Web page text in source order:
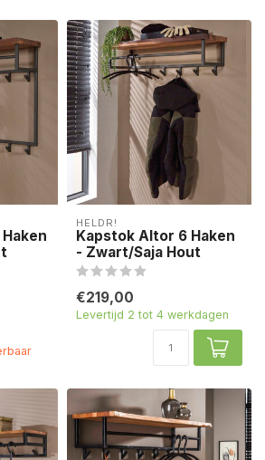
HELDR!
Kapstok Altor 6 Haken
- Zwart/Saja Hout
€219,00
Levertijd 2 tot 4 werkdagen